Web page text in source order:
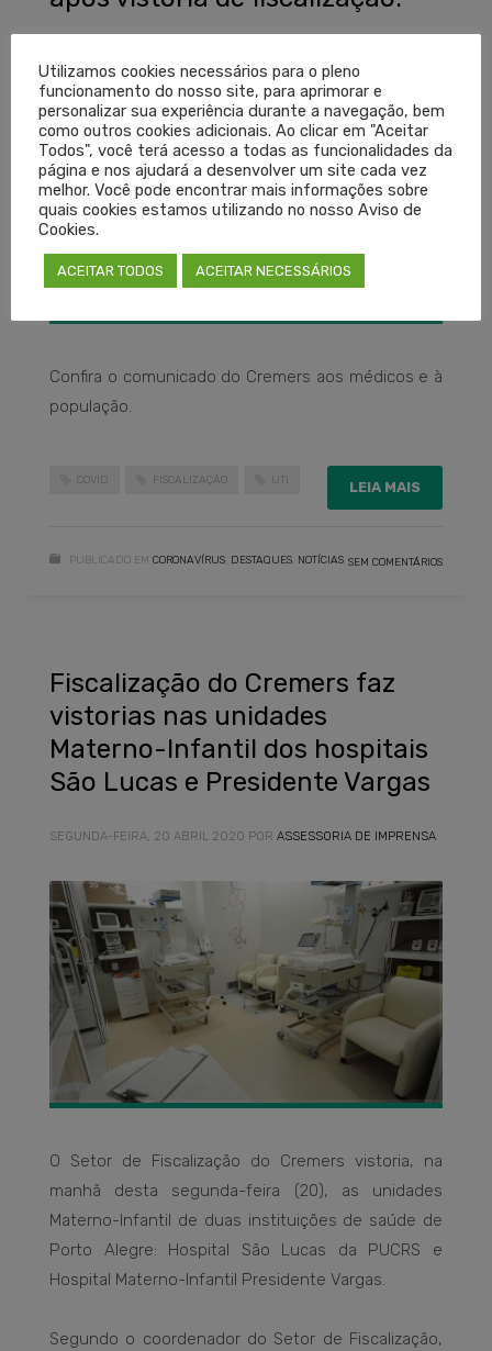
Confira o comunicado do Cremers aos médicos e à
população.
COVID FISCALIZAÇÃO UTI LEIA MAIS
PUBLICADO EM CORONAVÍRUS DESTAQUES NOTÍCIAS SEM COMENTÁRIOS
Fiscalização do Cremers faz
vistorias nas unidades
Materno-Infantil dos hospitais
São Lucas e Presidente Vargas
SEGUNDA-FEIRA, 20 ABRIL 2020 POR ASSESSORIA DE IMPRENSA
O Setor de Fiscalização do Cremers vistoria, na
manhã desta segunda-feira (20), as unidades
Materno-Infantil de duas instituições de saúde de
Porto Alegre: Hospital São Lucas da PUCRS e
Hospital Materno-Infantil Presidente Vargas.
Segundo o coordenador do Setor de Fiscalização,
Utilizamos cookies necessários para o pleno
funcionamento do nosso site, para aprimorar e
personalizar sua experiência durante a navegação, bem
como outros cookies adicionais. Ao clicar em "Aceitar
Todos", você terá acesso a todas as funcionalidades da
página e nos ajudará a desenvolver um site cada vez
melhor. Você pode encontrar mais informações sobre
quais cookies estamos utilizando no nosso Aviso de
Cookies.
ACEITAR TODOS ACEITAR NECESSÁRIOS